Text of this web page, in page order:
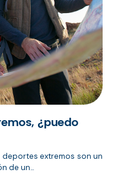
¿puedo
extremos son un
de un...